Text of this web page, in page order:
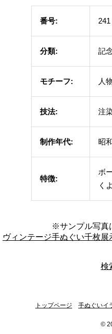
番号: 241
分類: 記
モチーフ: 人
技法: 注
制作年代: 昭
特徴:
ボ
く
※サンプル写真
ヴィンテージ手ぬぐい千枚展
検
トップページ 手ぬぐいイ
©